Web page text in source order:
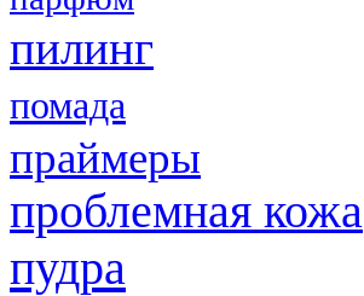
пилинг
помада
праймеры
проблемная кожа
пудра